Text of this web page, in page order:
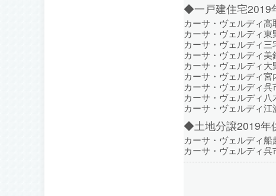
◆一戸建住宅2019
カーサ・ヴェルディ高
カーサ・ヴェルディ東
カーサ・ヴェルディ三
カーサ・ヴェルディ美
カーサ・ヴェルディ大
カーサ・ヴェルディ宮
カーサ・ヴェルディ呉
カーサ・ヴェルディ八
カーサ・ヴェルディ江
◆土地分譲2019年
カーサ・ヴェルディ船
カーサ・ヴェルディ呉